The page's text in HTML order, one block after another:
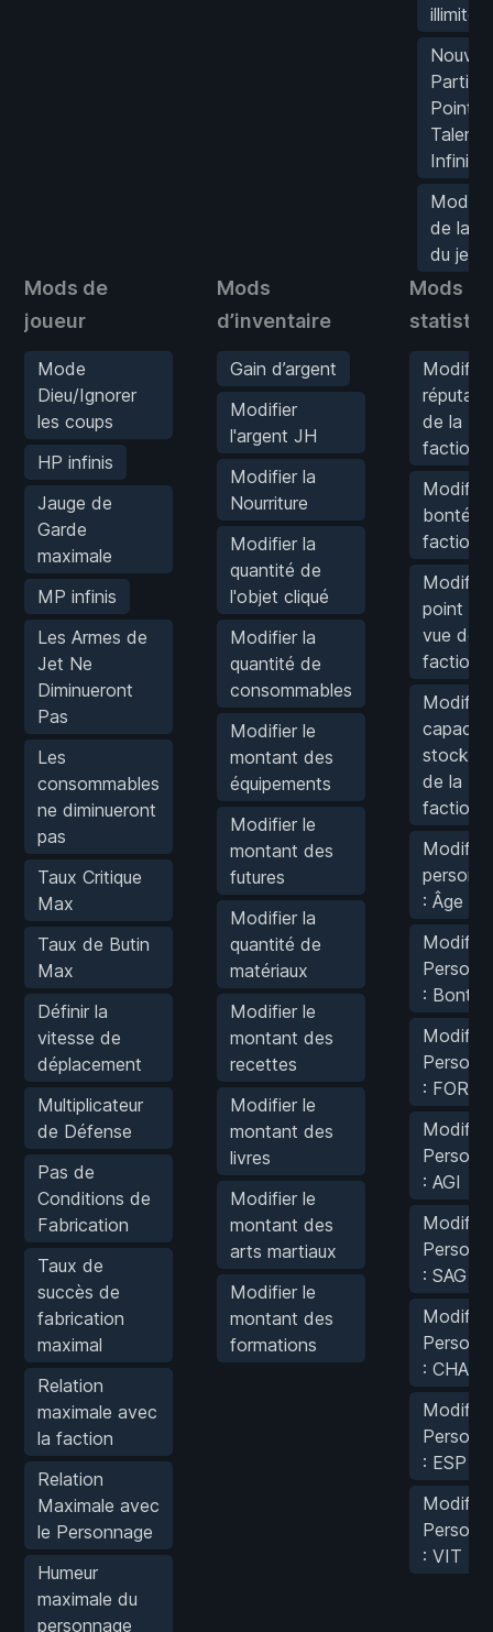
illimités
Partie :
Points
Talent
Infinis
de la
du jeu
Mods de
joueur
Mode
Dieu/Ignorer
les coups
HP infinis
Jauge de
Garde
maximale
MP infinis
Les Armes de
Jet Ne
Diminueront
Pas
Les
consommables
ne diminueront
pas
Taux Critique
Max
Taux de Butin
Max
Définir la
vitesse de
déplacement
Multiplicateur
de Défense
Pas de
Conditions de
Fabrication
Taux de
succès de
fabrication
maximal
Relation
maximale avec
la faction
Relation
Maximale avec
le Personnage
Humeur
maximale du
personnage
Mods
d’inventaire
Gain d’argent
Modifier
l'argent JH
Modifier la
Nourriture
Modifier la
quantité de
l'objet cliqué
Modifier la
quantité de
consommables
Modifier le
montant des
équipements
Modifier le
montant des
futures
Modifier la
quantité de
matériaux
Modifier le
montant des
recettes
Modifier le
montant des
livres
Modifier le
montant des
arts martiaux
Modifier le
montant des
formations
Mods de
Modifier
de la
faction
Modifier
bonté
faction
Modifier
point de
vue de
faction
Modifier
de la
faction
Modifier
: Âge
Modifier
: Bonté
Modifier
: FOR
Modifier
: AGI
Modifier
: SAG
Modifier
: CHA
Modifier
: ESP
Modifier
: VIT